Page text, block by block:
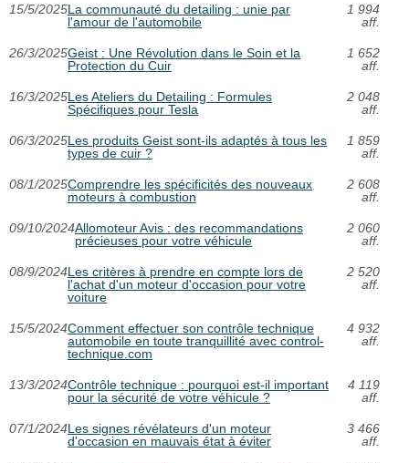
15/5/2025La communauté du detailing : unie par
l'amour de l'automobile
1 994
aff.
26/3/2025Geist : Une Révolution dans le Soin et la
Protection du Cuir
1 652
aff.
16/3/2025Les Ateliers du Detailing : Formules
Spécifiques pour Tesla
2 048
aff.
06/3/2025Les produits Geist sont-ils adaptés à tous les
types de cuir ?
1 859
aff.
08/1/2025Comprendre les spécificités des nouveaux
moteurs à combustion
2 608
aff.
09/10/2024Allomoteur Avis : des recommandations
précieuses pour votre véhicule
2 060
aff.
08/9/2024Les critères à prendre en compte lors de
l'achat d'un moteur d'occasion pour votre
voiture
2 520
aff.
15/5/2024Comment effectuer son contrôle technique
automobile en toute tranquillité avec control-
technique.com
4 932
aff.
13/3/2024Contrôle technique : pourquoi est-il important
pour la sécurité de votre véhicule ?
4 119
aff.
07/1/2024Les signes révélateurs d'un moteur
d'occasion en mauvais état à éviter
3 466
aff.